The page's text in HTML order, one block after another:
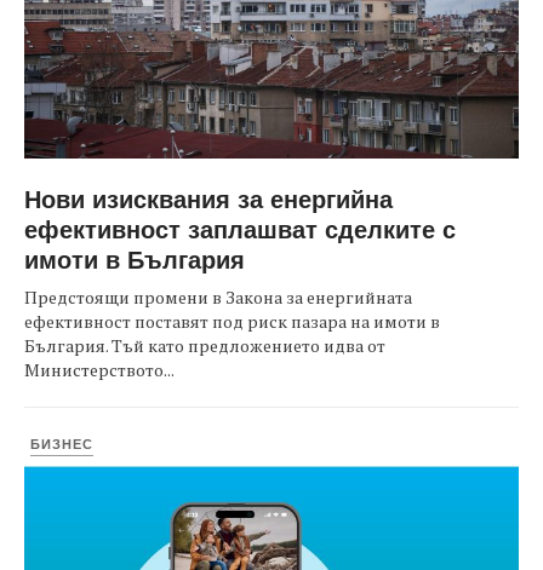
Нови изисквания за енергийна
ефективност заплашват сделките с
имоти в България
Предстоящи промени в Закона за енергийната
ефективност поставят под риск пазара на имоти в
България. Тъй като предложението идва от
Министерството...
БИЗНЕС